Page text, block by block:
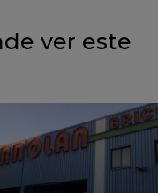
ver este